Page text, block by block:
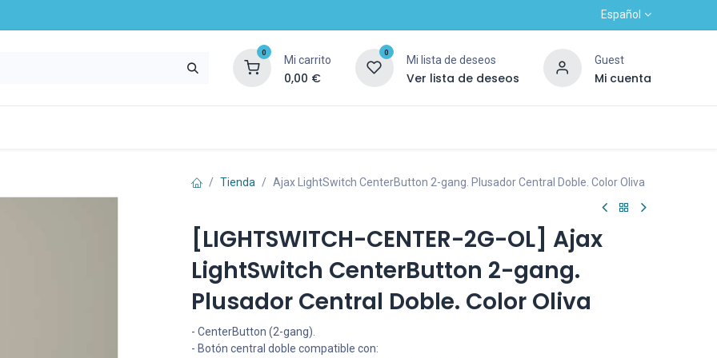
Español
0
Mi carrito
0,00 €
0
Mi lista de deseos
Ver lista de deseos
Guest
Mi cuenta
Tienda Ajax LightSwitch CenterButton 2-gang. Plusador Central Doble. Color Oliva
[LIGHTSWITCH-CENTER-2G-OL] Ajax
LightSwitch CenterButton 2-gang.
Plusador Central Doble. Color Oliva
- CenterButton (2-gang).
- Botón central doble compatible con: